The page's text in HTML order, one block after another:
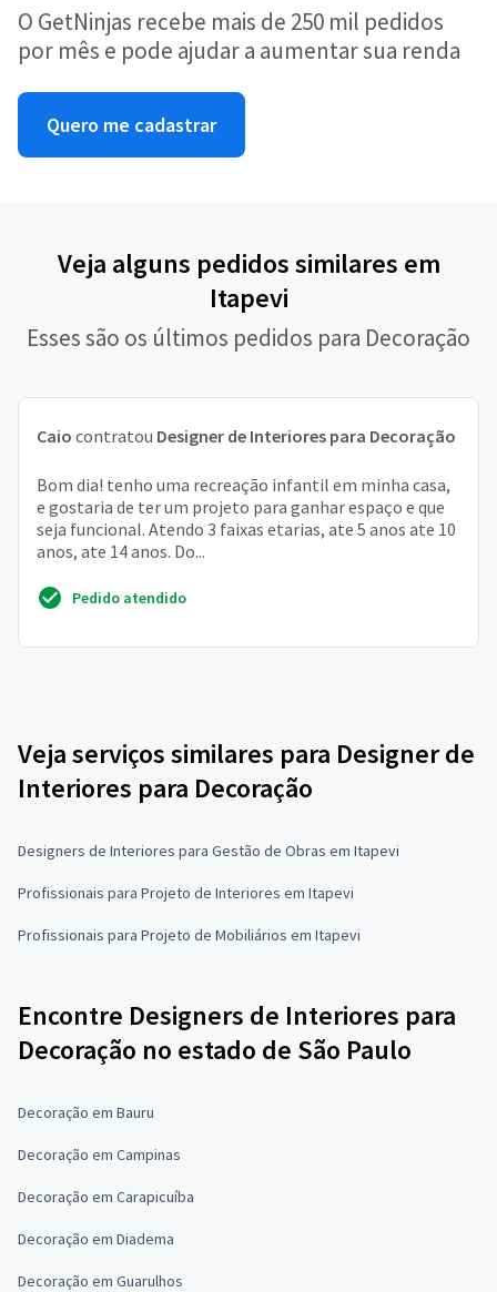
O GetNinjas recebe mais de 250 mil pedidos
por mês e pode ajudar a aumentar sua renda
Quero me cadastrar
Veja alguns pedidos similares em
Itapevi
Esses são os últimos pedidos para Decoração
Caio contratou Designer de Interiores para Decoração
Bom dia! tenho uma recreação infantil em minha casa,
e gostaria de ter um projeto para ganhar espaço e que
seja funcional. Atendo 3 faixas etarias, ate 5 anos ate 10
anos, ate 14 anos. Do...
Pedido atendido
Veja serviços similares para Designer de
Interiores para Decoração
Designers de Interiores para Gestão de Obras em Itapevi
Profissionais para Projeto de Interiores em Itapevi
Profissionais para Projeto de Mobiliários em Itapevi
Encontre Designers de Interiores para
Decoração no estado de São Paulo
Decoração em Bauru
Decoração em Campinas
Decoração em Carapicuíba
Decoração em Diadema
Decoração em Guarulhos